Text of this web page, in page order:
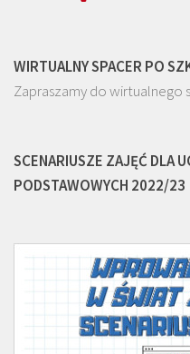
WIRTUALNY SPACER PO
Zapraszamy do wirtualnego
SCENARIUSZE ZAJĘĆ DLA
PODSTAWOWYCH 2022/23